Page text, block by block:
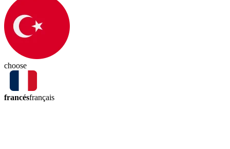
choose
francésfrançais